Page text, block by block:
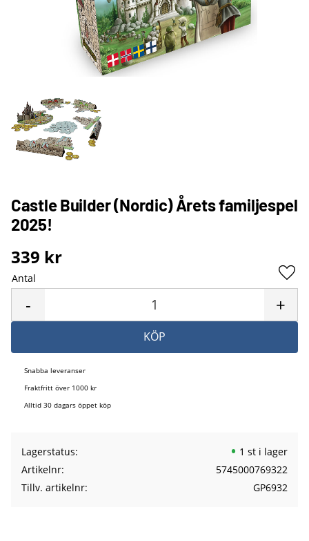
Castle Builder (Nordic) Årets familjespel
2025!
339 kr
Antal
+
-
KÖP
Snabba leveranser
Fraktfritt över 1000 kr
Alltid 30 dagars öppet köp
Lagerstatus
1 st i lager
Artikelnr
5745000769322
Tillv. artikelnr
GP6932